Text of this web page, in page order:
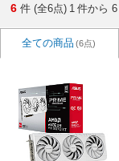
6 件 (全6点) 1 件から 6
全ての商品 (6点)